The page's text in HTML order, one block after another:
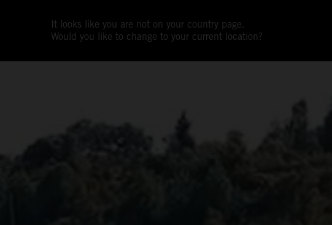
It looks like you are not on your country page.
Would you like to change to your current location?